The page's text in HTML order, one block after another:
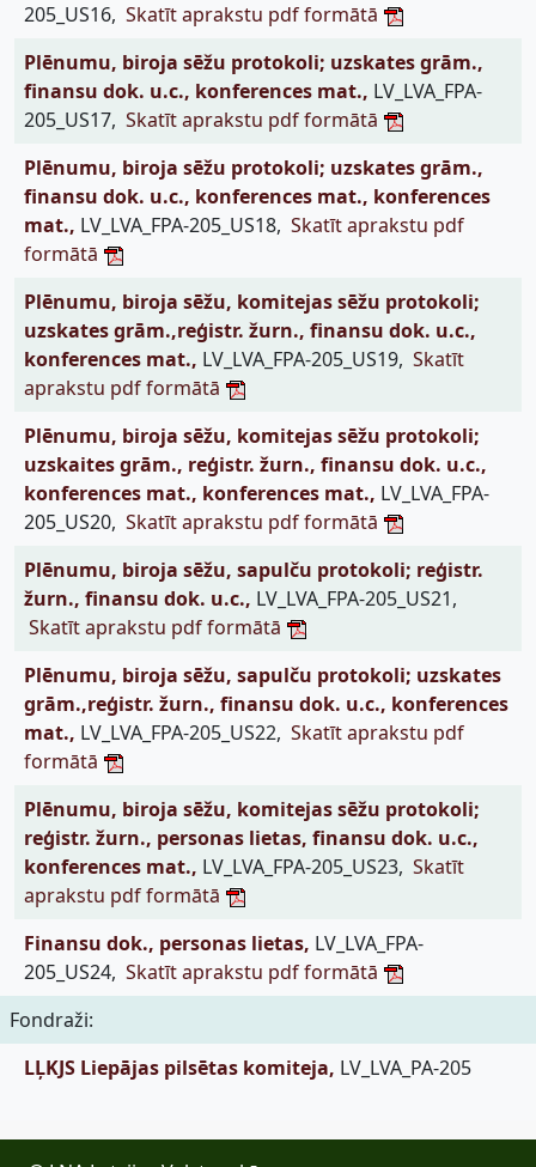
205_US16, Skatīt aprakstu pdf formātā
Plēnumu, biroja sēžu protokoli; uzskates grām.,
finansu dok. u.c., konferences mat., LV_LVA_FPA-
205_US17, Skatīt aprakstu pdf formātā
Plēnumu, biroja sēžu protokoli; uzskates grām.,
finansu dok. u.c., konferences mat., konferences
mat., LV_LVA_FPA-205_US18, Skatīt aprakstu pdf
formātā
Plēnumu, biroja sēžu, komitejas sēžu protokoli;
uzskates grām.,reģistr. žurn., finansu dok. u.c.,
konferences mat., LV_LVA_FPA-205_US19, Skatīt
aprakstu pdf formātā
Plēnumu, biroja sēžu, komitejas sēžu protokoli;
uzskaites grām., reģistr. žurn., finansu dok. u.c.,
konferences mat., konferences mat., LV_LVA_FPA-
205_US20, Skatīt aprakstu pdf formātā
Plēnumu, biroja sēžu, sapulču protokoli; reģistr.
žurn., finansu dok. u.c., LV_LVA_FPA-205_US21,
Skatīt aprakstu pdf formātā
Plēnumu, biroja sēžu, sapulču protokoli; uzskates
grām.,reģistr. žurn., finansu dok. u.c., konferences
mat., LV_LVA_FPA-205_US22, Skatīt aprakstu pdf
formātā
Plēnumu, biroja sēžu, komitejas sēžu protokoli;
reģistr. žurn., personas lietas, finansu dok. u.c.,
konferences mat., LV_LVA_FPA-205_US23, Skatīt
aprakstu pdf formātā
Finansu dok., personas lietas, LV_LVA_FPA-
205_US24, Skatīt aprakstu pdf formātā
Fondraži:
LĻKJS Liepājas pilsētas komiteja, LV_LVA_PA-205